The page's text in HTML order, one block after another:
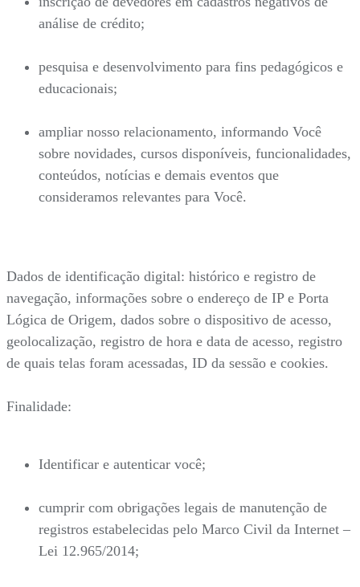
análise de crédito;
pesquisa e desenvolvimento para fins pedagógicos e
educacionais;
ampliar nosso relacionamento, informando Você
sobre novidades, cursos disponíveis, funcionalidades,
conteúdos, notícias e demais eventos que
consideramos relevantes para Você.
Dados de identificação digital: histórico e registro de
navegação, informações sobre o endereço de IP e Porta
Lógica de Origem, dados sobre o dispositivo de acesso,
geolocalização, registro de hora e data de acesso, registro
de quais telas foram acessadas, ID da sessão e cookies.
Finalidade:
Identificar e autenticar você;
cumprir com obrigações legais de manutenção de
registros estabelecidas pelo Marco Civil da Internet –
Lei 12.965/2014;